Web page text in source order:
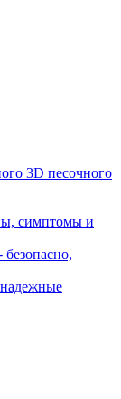
3D песочного
симптомы и